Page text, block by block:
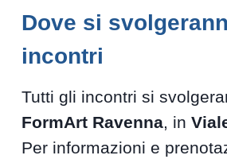
Dove si
incontri
Tutti gli incontri si
FormArt Ravenna, in
Per informazioni e